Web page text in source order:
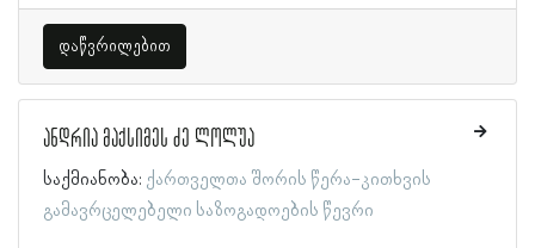
დაწვრილებით
ანდრია მაქსიმეს ძე ლოლუა
საქმიანობა: ქართველთა შორის წერა-კითხვის
გამავრცელებელი საზოგადოების წევრი